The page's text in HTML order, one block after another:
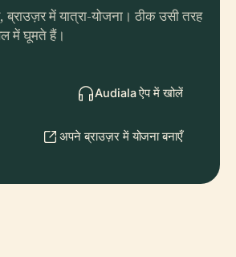
में यात्रा-योजना। ठीक उसी तरह
में घूमते हैं।
Audiala ऐप में खोलें
अपने ब्राउज़र में योजना बनाएँ